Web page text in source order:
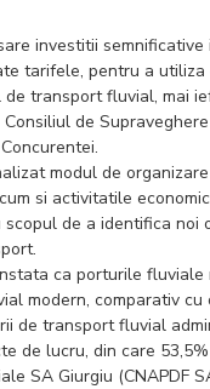
investitii
tarifele, pentru a
transport fluvial, mai
de
modul de
si activitatile
scopul de a identifica
ca porturile
modern, comparativ
de transport fluvial
de lucru, din care
SA Giurgiu (CNAPDF